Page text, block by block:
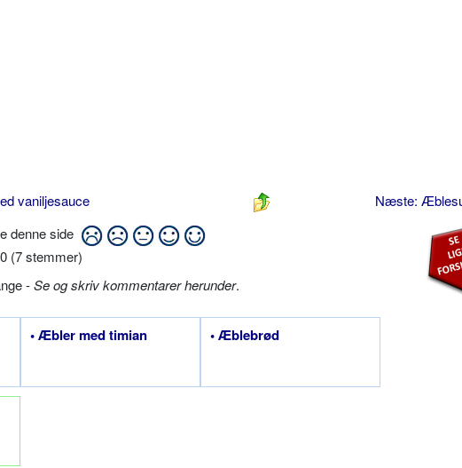
vaniljesauce
Næste:
denne side
(7stemmer)
-Se og skriv kommentarer herunder.
• Æbler med timian • Æblebrød